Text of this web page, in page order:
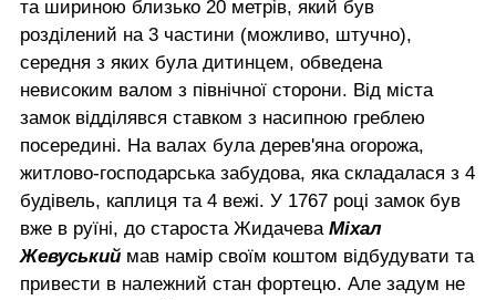
та шириною близько 20 метрів, який був
розділений на 3 частини (можливо, штучно),
середня з яких була дитинцем, обведена
невисоким валом з північної сторони. Від міста
замок відділявся ставком з насипною греблею
посередині. На валах була дерев'яна огорожа,
житлово-господарська забудова, яка складалася з 4
будівель, каплиця та 4 вежі. У 1767 році замок був
вже в руїні, до староста Жидачева Міхал
Жевуський мав намір своїм коштом відбудувати та
привести в належний стан фортецю. Але задум не